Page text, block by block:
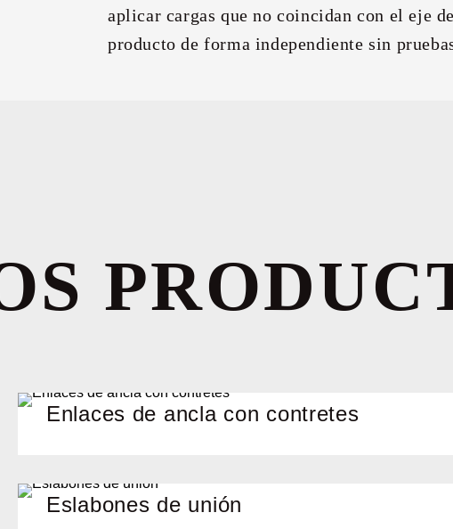
aplicar cargas que no coincidan con el eje
producto de forma independiente sin
Enlaces de ancla con contretes
Eslabones de unión